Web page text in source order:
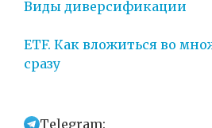
Виды диверсификации
ETF. Как вложиться во
сразу
Telegram: